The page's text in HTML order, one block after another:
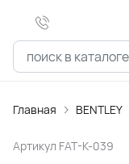
Главная BENTLEY
Артикул FAT-K-039